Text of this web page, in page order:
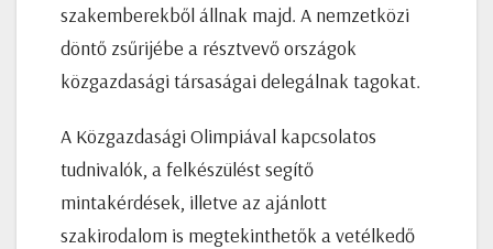
szakemberekből állnak majd. A nemzetközi
döntő zsűrijébe a résztvevő országok
közgazdasági társaságai delegálnak tagokat.
A Közgazdasági Olimpiával kapcsolatos
tudnivalók, a felkészülést segítő
mintakérdések, illetve az ajánlott
szakirodalom is megtekinthetők a vetélkedő